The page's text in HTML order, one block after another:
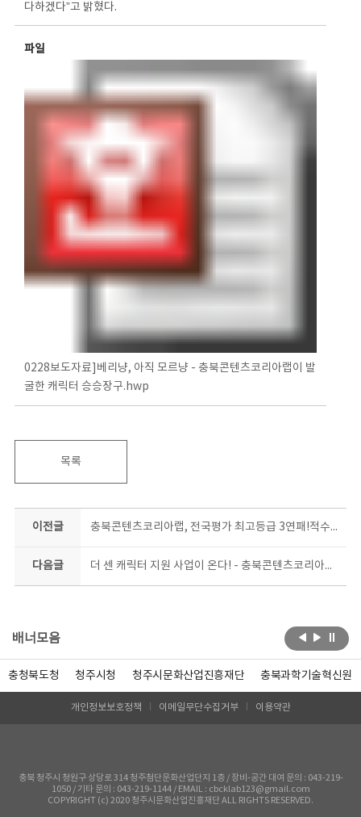
다하겠다”고 밝혔다.
파일
0228보도자료]베리냥, 아직 모르냥 - 충북콘텐츠코리아랩이 발
굴한 캐릭터 승승장구.hwp
목록
이전글 충북콘텐츠코리아랩, 전국평가 최고등급 3연패!적수가 없다
다음글 더 센 캐릭터 지원 사업이 온다! - 충북콘텐츠코리아랩, 상품화 지원 사업 시동 -
배너모음
충청북도청 청주시청 청주시문화산업진흥재단 충북과학기술혁신원
개인정보보호정책 이메일무단수집거부 이용약관
충북 청주시 청원구 상당로 314 청주첨단문화산업단지 1층 / 장비-공간 대여 문의 : 043-219-
1050 / 기타 문의 : 043-219-1144 / EMAIL : cbcklab123@gmail.com
COPYRIGHT (c) 2020 청주시문화산업진흥재단 ALL RIGHTS RESERVED.